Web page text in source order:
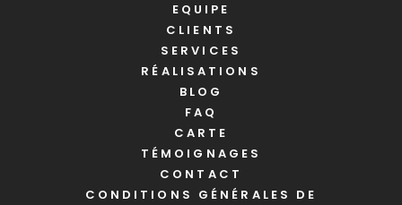
EQUIPE
CLIENTS
SERVICES
RÉALISATIONS
BLOG
FAQ
CARTE
TÉMOIGNAGES
CONTACT
CONDITIONS GÉNÉRALES DE